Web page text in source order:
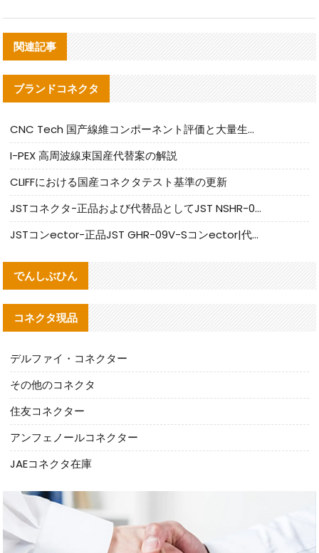
関連記事
ブランドコネクタ
CNC Tech 国产線維コンポーネント評価と大量生産適合ガイド
I-PEX 高周波線束国産代替案の解説
CLIFFにおける国産コネクタテスト基準の更新
JSTコネクタ-正品および代替品としてJST NSHR-02V-Sコネクタを提供します
JSTコンector-正品JST GHR-09V-Sコンector|代替品提供
でんしぶひん
コネクタ現品
デルファイ・コネクター
その他のコネクタ
住友コネクター
アンフェノールコネクター
JAEコネクタ在庫